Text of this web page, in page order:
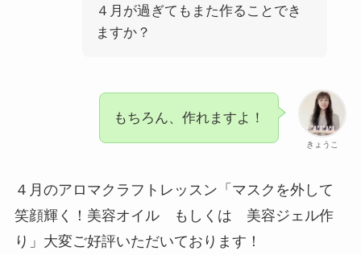
４月が過ぎてもまた作ることでき
ますか？
きょうこ
もちろん、作れますよ！
４月のアロマクラフトレッスン「マスクを外して
笑顔輝く！美容オイル もしくは 美容ジェル作
り」大変ご好評いただいております！